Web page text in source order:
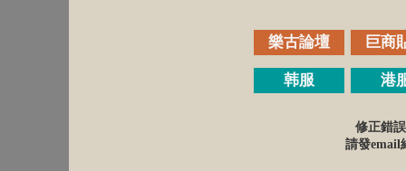
樂古論壇 巨商
韩服 港
修正錯
請發email